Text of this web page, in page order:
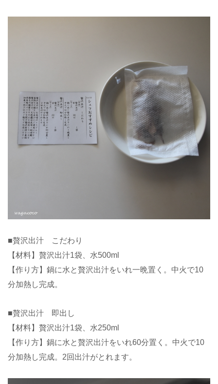
■贅沢出汁 こだわり
【材料】贅沢出汁1袋、水500ml
【作り方】鍋に水と贅沢出汁をいれ一晩置く。中火で10
分加熱し完成。
■贅沢出汁 即出し
【材料】贅沢出汁1袋、水250ml
【作り方】鍋に水と贅沢出汁をいれ60分置く。中火で10
分加熱し完成。2回出汁がとれます。